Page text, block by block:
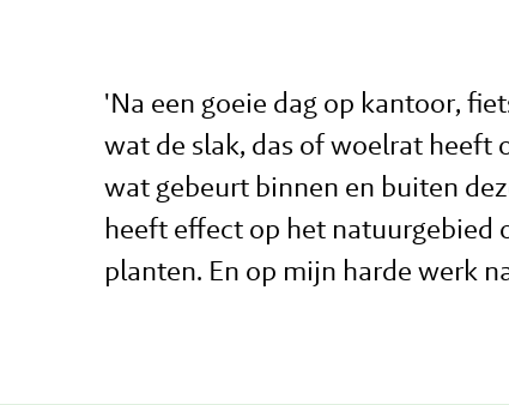
'Na een goeie dag op kantoor,
wat de slak, das of woelrat heeft
wat gebeurt binnen en buiten
heeft effect op het natuurgebied
planten. En op mijn harde werk